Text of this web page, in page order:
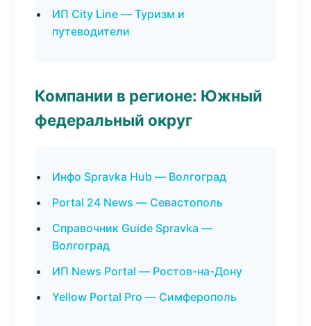
ИП City Line — Туризм и
путеводители
Компании в регионе: Южный
федеральный округ
Инфо Spravka Hub — Волгоград
Portal 24 News — Севастополь
Справочник Guide Spravka —
Волгоград
ИП News Portal — Ростов-на-Дону
Yellow Portal Pro — Симферополь